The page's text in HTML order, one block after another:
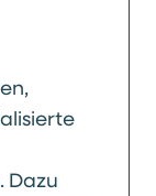
Dazu